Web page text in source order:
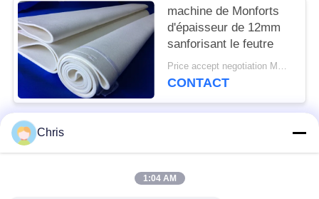
machine de Monforts
d'épaisseur de 12mm
sanforisant le feutre
Price accept negotiation MOQ:1 morceau
CONTACT
Catégories populaires
Chris
1:04 AM